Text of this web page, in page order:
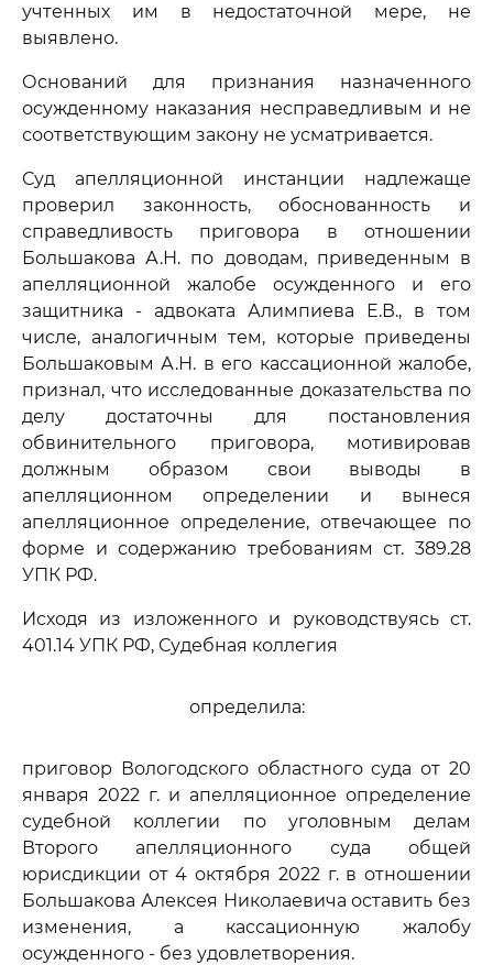
учтенных им в недостаточной мере, не
выявлено.
Оснований для признания назначенного
осужденному наказания несправедливым и не
соответствующим закону не усматривается.
Суд апелляционной инстанции надлежаще
проверил законность, обоснованность и
справедливость приговора в отношении
Большакова А.Н. по доводам, приведенным в
апелляционной жалобе осужденного и его
защитника - адвоката Алимпиева Е.В., в том
числе, аналогичным тем, которые приведены
Большаковым А.Н. в его кассационной жалобе,
признал, что исследованные доказательства по
делу достаточны для постановления
обвинительного приговора, мотивировав
должным образом свои выводы в
апелляционном определении и вынеся
апелляционное определение, отвечающее по
форме и содержанию требованиям ст. 389.28
УПК РФ.
Исходя из изложенного и руководствуясь ст.
401.14 УПК РФ, Судебная коллегия
определила:
приговор Вологодского областного суда от 20
января 2022 г. и апелляционное определение
судебной коллегии по уголовным делам
Второго апелляционного суда общей
юрисдикции от 4 октября 2022 г. в отношении
Большакова Алексея Николаевича оставить без
изменения, а кассационную жалобу
осужденного - без удовлетворения.